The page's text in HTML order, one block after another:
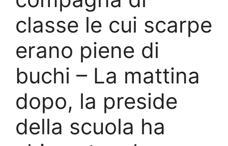
classe le cui scarpe
erano piene di
buchi – La mattina
dopo, la preside
della scuola ha